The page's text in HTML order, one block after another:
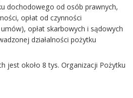
dochodowego od osób prawnych,
opłat od czynności
opłat skarbowych i sądowych
działalności pożytku
jest około 8 tys. Organizacji Pożytku